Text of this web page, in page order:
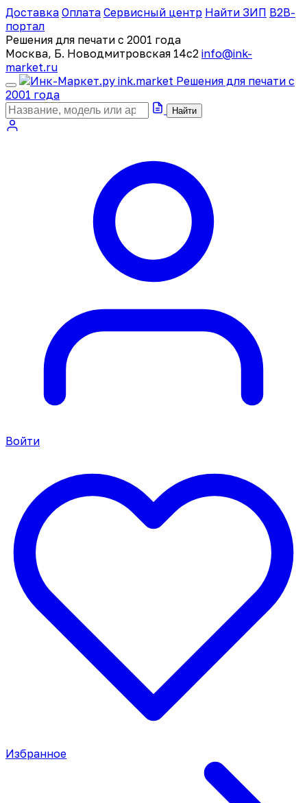
Доставка Оплата Сервисный центр Найти ЗИП B2B-
портал
Решения для печати с 2001 года
Москва, Б. Новодмитровская 14с2 info@ink-
market.ru
ink.market Решения для печати с
2001 года
Найти
Войти
Избранное